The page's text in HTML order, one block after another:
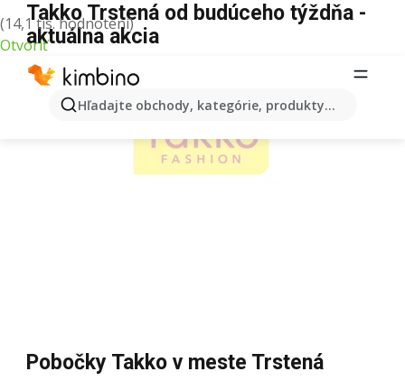
(14,1 tis. hodnotení)
Otvoriť
Hľadajte obchody, kategórie, produkty...
Takko Trstená od budúceho týždňa -
aktuálna akcia
Pobočky Takko v meste Trstená